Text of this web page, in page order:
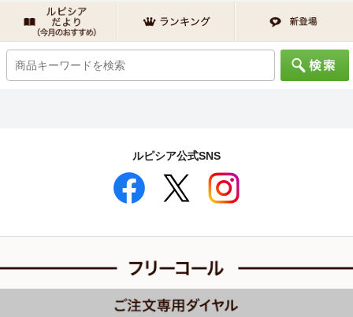
ルピシア公式SNS